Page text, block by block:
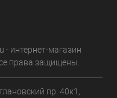
- интернет-магазин
права защищены.
пр. 40к1,